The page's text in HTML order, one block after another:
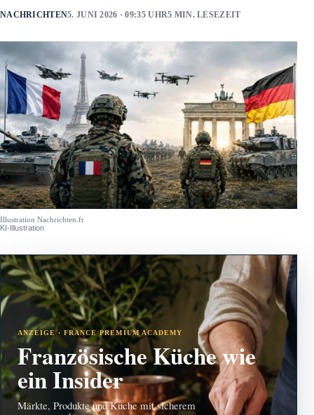
NACHRICHTEN5. JUNI 2026 · 09:35 UHR5 MIN. LESEZEIT
Illustration Nachrichten.fr
KI-Illustration
ANZEIGE · FRANCE PREMIUM ACADEMY
Französische Küche wie
ein Insider
Märkte, Produkte und Küche mit sicherem